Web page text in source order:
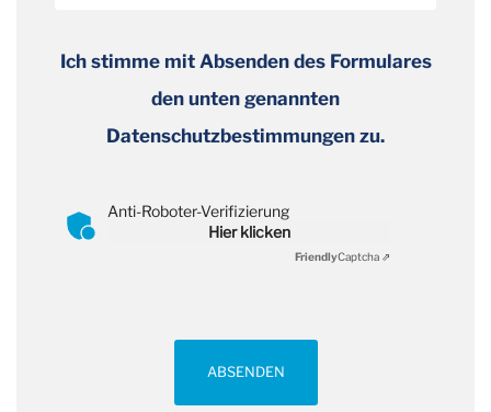
Ich stimme mit Absenden des Formulares
den unten genannten
Datenschutzbestimmungen zu.
Anti-Roboter-Verifizierung
Hier klicken
FriendlyCaptcha ⇗
ABSENDEN